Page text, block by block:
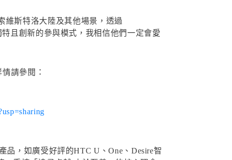
維斯特洛大陸及其他場景，透過
且創新的參與模式，我相信他們一定會愛
請參閱：
品，如廣受好評的HTC U、One、Desire智